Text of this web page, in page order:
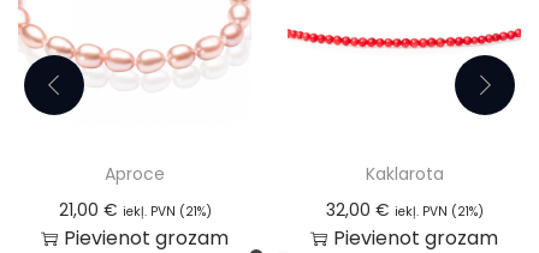
Aproce
21,00 € iekļ. PVN (21%)
Pievienot grozam
Kaklarota
32,00 € iekļ. PVN (21%)
Pievienot grozam